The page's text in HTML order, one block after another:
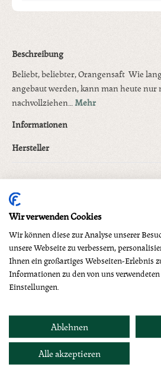
Wir verwenden Cookies
Wir können diese zur Analyse unserer
unsere Webseite zu verbessern,
Ihnen ein großartiges Webseiten-Erlebnis
Informationen zu den von uns
Einstellungen.
Ablehnen
Alle akzeptieren
Beschreibung
Beliebt, beliebter, Orangensaft Wie
angebaut werden, kann man heute nur
nachvollziehen…Mehr
Informationen
Hersteller
Produktgalerie überspringen
Dazu